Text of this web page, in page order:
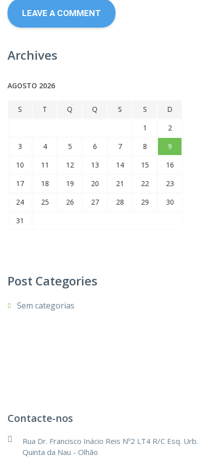
Archives
AGOSTO 2026
S T Q Q S S
D
1
2
3
4 5 6 7 8
9
10
11 12 13 14 15
16
17
18 19 20 21 22
23
24
25 26 27 28 29
30
31
Post Categories
Sem categorias
Contacte-nos
Rua Dr. Francisco Inácio Reis Nº2 LT4 R/C Esq. Urb.
Quinta da Nau - Olhão